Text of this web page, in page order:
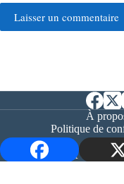
Laisser un commentaire
À
Politique de
Copyright © 2026 -